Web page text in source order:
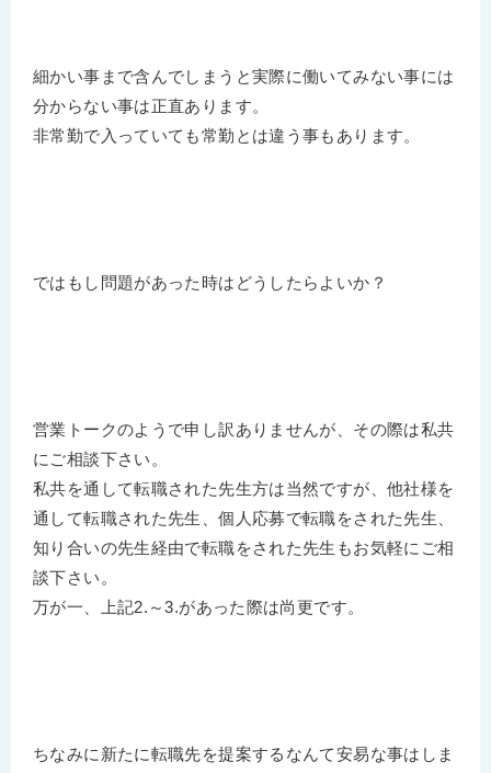
細かい事まで含んでしまうと実際に働いてみない事には
分からない事は正直あります。
非常勤で入っていても常勤とは違う事もあります。
ではもし問題があった時はどうしたらよいか？
営業トークのようで申し訳ありませんが、その際は私共
にご相談下さい。
私共を通して転職された先生方は当然ですが、他社様を
通して転職された先生、個人応募で転職をされた先生、
知り合いの先生経由で転職をされた先生もお気軽にご相
談下さい。
万が一、上記2.～3.があった際は尚更です。
ちなみに新たに転職先を提案するなんて安易な事はしま